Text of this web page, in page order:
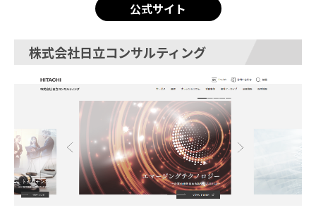
公式サイト
株式会社日立コンサルティング